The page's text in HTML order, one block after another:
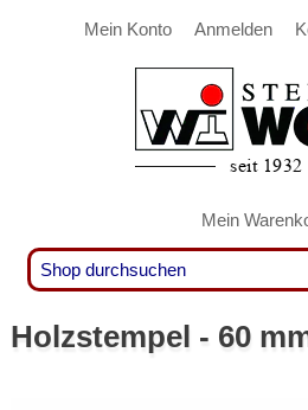
Mein Konto Anmelden
Mein
Holzstempel - 60